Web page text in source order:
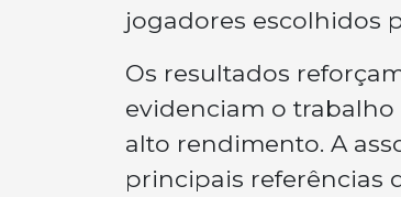
jogadores escolhidos
Os resultados
evidenciam o
alto rendimento. A
principais referências